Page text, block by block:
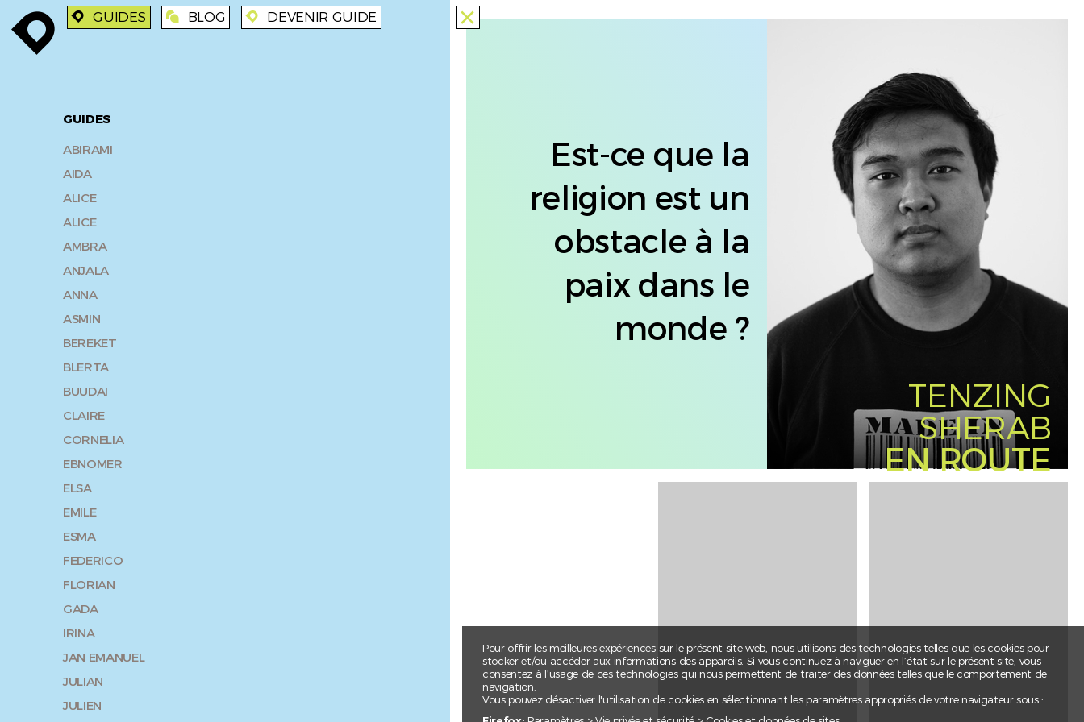
enroute enroute GUIDES blog BLOG enroute DEVENIR GUIDE
GUIDES
ABIRAMI
AIDA
ALICE
ALICE
AMBRA
ANJALA
ANNA
ASMIN
BEREKET
BLERTA
BUUDAI
CLAIRE
CORNELIA
EBNOMER
ELSA
EMILE
ESMA
FEDERICO
FLORIAN
GADA
IRINA
JAN EMANUEL
JULIAN
JULIEN
close
Est-ce que la
religion est un
obstacle à la
paix dans le
monde ?
TENZING
SHERAB
EN ROUTE
Pour offrir les meilleures expériences sur le présent site web, nous utilisons des technologies telles que les cookies pour
stocker et/ou accéder aux informations des appareils. Si vous continuez à naviguer en l’état sur le présent site, vous
consentez à l’usage de ces technologies qui nous permettent de traiter des données telles que le comportement de
navigation.
Vous pouvez désactiver l'utilisation de cookies en sélectionnant les paramètres appropriés de votre navigateur sous :